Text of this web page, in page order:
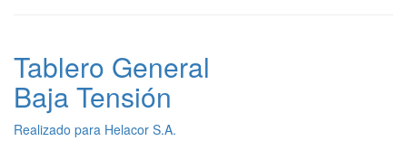
Tablero General
Baja Tensión
Realizado para Helacor S.A.